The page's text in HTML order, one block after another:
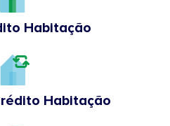
Habitação
Habitação